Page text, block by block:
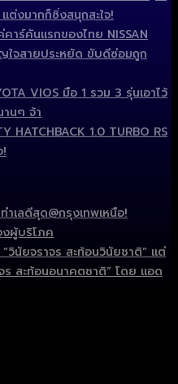
ต่งมากก็ซิ่งสนุกสะใจ!
าร์คันแรกของไทย NISSAN
ญใจสายประหยัด ขับดีซ่อมถูก
VIOS มือ 1 รวม 3 รุ่นเอาไว้
านๆ จ้า
HATCHBACK 1.0 TURBO RS
ำเลดีสุด@กรุงเทพเหนือ!
ผู้บริโภค
วินัยจราจร สะท้อนวินัยชาติ” แต่
ร สะท้อนอนาคตชาติ” โดย แอด